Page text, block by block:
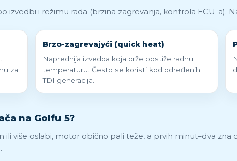
izvedbi i režimu rada (brzina zagrevanja, kontrola ECU-a).
za
Brzo-zagrevaјуći (quick heat)
Naprednija izvedba koja brže postiže radnu
temperaturu. Često se koristi kod određenih
TDI generacija.
na Golfu 5?
ili više oslabi, motor obično pali teže, a prvih minut–dva